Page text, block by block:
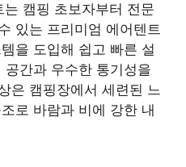
캠핑 초보자부터 전문
있는 프리미엄 에어텐트
을 도입해 쉽고 빠른 설
간과 우수한 통기성을
은 캠핑장에서 세련된 느
로 바람과 비에 강한 내